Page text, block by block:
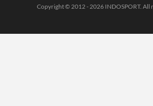
Copyright © 2012 - 2026 INDOSPORT. All